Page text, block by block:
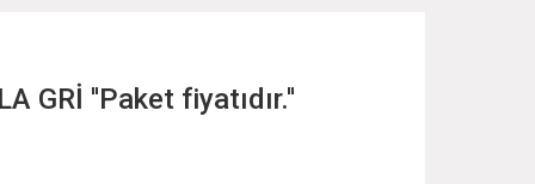
GRİ ''Paket fiyatıdır.''